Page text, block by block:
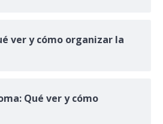
ver y cómo organizar la
Qué ver y cómo